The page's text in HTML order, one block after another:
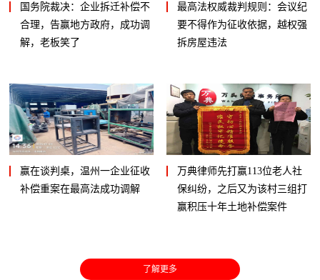
国务院裁决：企业拆迁补偿不
合理，告赢地方政府，成功调
解，老板笑了
最高法权威裁判规则：会议纪
要不得作为征收依据，越权强
拆房屋违法
赢在谈判桌，温州一企业征收
补偿重案在最高法成功调解
万典律师先打赢113位老人社
保纠纷，之后又为该村三组打
赢积压十年土地补偿案件
了解更多